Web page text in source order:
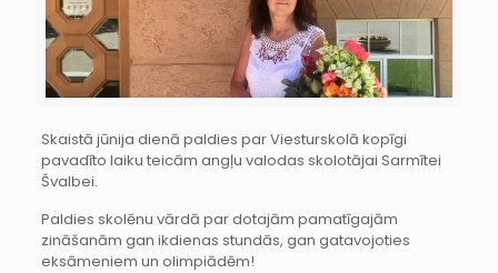
Skaistā jūnija dienā paldies par Viesturskolā kopīgi
pavadīto laiku teicām angļu valodas skolotājai Sarmītei
Švalbei.
Paldies skolēnu vārdā par dotajām pamatīgajām
zināšanām gan ikdienas stundās, gan gatavojoties
eksāmeniem un olimpiādēm!